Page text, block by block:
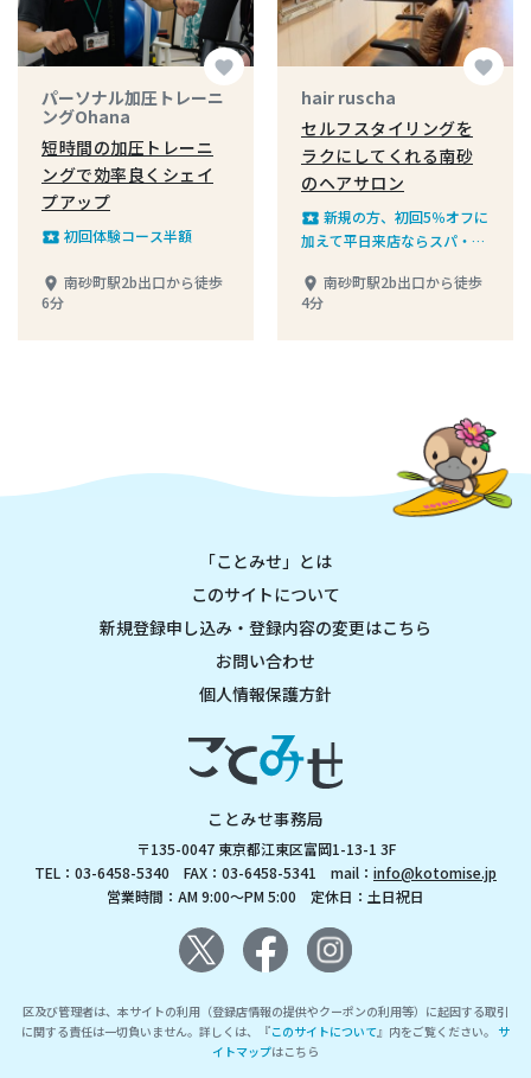
favorite
パーソナル加圧トレーニ
ングOhana
短時間の加圧トレーニ
ングで効率良くシェイ
プアップ
local_play 初回体験コース半額
place 南砂町駅2b出口から徒歩
6分
favorite
hair ruscha
セルフスタイリングを
ラクにしてくれる南砂
のヘアサロン
local_play 新規の方、初回5％オフに
加えて平日来店ならスパ・シ
place 南砂町駅2b出口から徒歩
4分
「ことみせ」とは
このサイトについて
新規登録申し込み・登録内容の変更はこちら
お問い合わせ
個人情報保護方針
ことみせ事務局
〒135-0047 東京都江東区富岡1-13-1 3F
TEL：03-6458-5340 FAX：03-6458-5341 mail： info@kotomise.jp
営業時間：AM 9:00～PM 5:00 定休日：土日祝日
区及び管理者は、本サイトの利用（登録店情報の提供やクーポンの利用等）に起因する取引
に関する責任は一切負いません。詳しくは、『このサイトについて』内をご覧ください。 サ
イトマップはこちら